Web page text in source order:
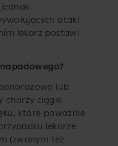
ataki
lekarz postawi
lub
chorzy ciągle
które poważnie
lekarze
(zwanym też